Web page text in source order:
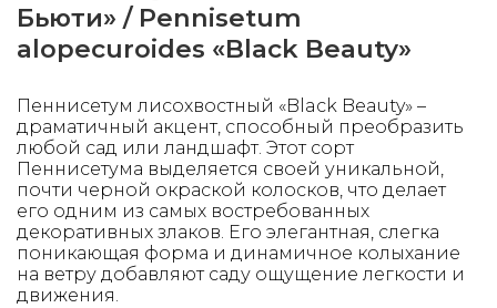
Бьюти» / Pennisetum
alopecuroides «Black Beauty»
Пеннисетум лисохвостный «Black Beauty» –
драматичный акцент, способный преобразить
любой сад или ландшафт. Этот сорт
Пеннисетума выделяется своей уникальной,
почти черной окраской колосков, что делает
его одним из самых востребованных
декоративных злаков. Его элегантная, слегка
поникающая форма и динамичное колыхание
на ветру добавляют саду ощущение легкости и
движения.